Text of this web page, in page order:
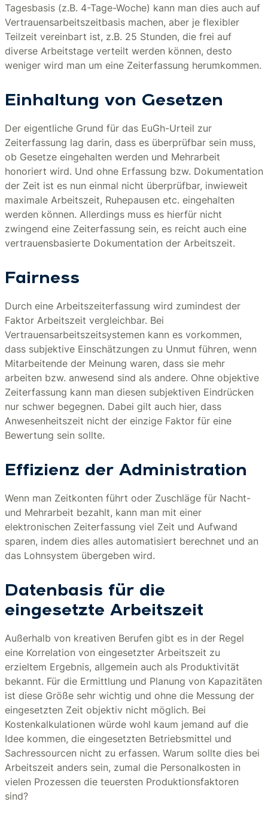
Tagesbasis (z.B. 4-Tage-Woche) kann man dies auch auf
Vertrauensarbeitszeitbasis machen, aber je flexibler
Teilzeit vereinbart ist, z.B. 25 Stunden, die frei auf
diverse Arbeitstage verteilt werden können, desto
weniger wird man um eine Zeiterfassung herumkommen.
Einhaltung von Gesetzen
Der eigentliche Grund für das EuGh-Urteil zur
Zeiterfassung lag darin, dass es überprüfbar sein muss,
ob Gesetze eingehalten werden und Mehrarbeit
honoriert wird. Und ohne Erfassung bzw. Dokumentation
der Zeit ist es nun einmal nicht überprüfbar, inwieweit
maximale Arbeitszeit, Ruhepausen etc. eingehalten
werden können. Allerdings muss es hierfür nicht
zwingend eine Zeiterfassung sein, es reicht auch eine
vertrauensbasierte Dokumentation der Arbeitszeit.
Fairness
Durch eine Arbeitszeiterfassung wird zumindest der
Faktor Arbeitszeit vergleichbar. Bei
Vertrauensarbeitszeitsystemen kann es vorkommen,
dass subjektive Einschätzungen zu Unmut führen, wenn
Mitarbeitende der Meinung waren, dass sie mehr
arbeiten bzw. anwesend sind als andere. Ohne objektive
Zeiterfassung kann man diesen subjektiven Eindrücken
nur schwer begegnen. Dabei gilt auch hier, dass
Anwesenheitszeit nicht der einzige Faktor für eine
Bewertung sein sollte.
Effizienz der Administration
Wenn man Zeitkonten führt oder Zuschläge für Nacht-
und Mehrarbeit bezahlt, kann man mit einer
elektronischen Zeiterfassung viel Zeit und Aufwand
sparen, indem dies alles automatisiert berechnet und an
das Lohnsystem übergeben wird.
Datenbasis für die
eingesetzte Arbeitszeit
Außerhalb von kreativen Berufen gibt es in der Regel
eine Korrelation von eingesetzter Arbeitszeit zu
erzieltem Ergebnis, allgemein auch als Produktivität
bekannt. Für die Ermittlung und Planung von Kapazitäten
ist diese Größe sehr wichtig und ohne die Messung der
eingesetzten Zeit objektiv nicht möglich. Bei
Kostenkalkulationen würde wohl kaum jemand auf die
Idee kommen, die eingesetzten Betriebsmittel und
Sachressourcen nicht zu erfassen. Warum sollte dies bei
Arbeitszeit anders sein, zumal die Personalkosten in
vielen Prozessen die teuersten Produktionsfaktoren
sind?